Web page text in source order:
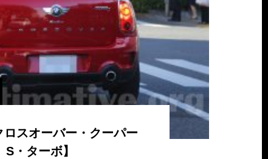
ロスオーバー・クーパー
S・ターボ】